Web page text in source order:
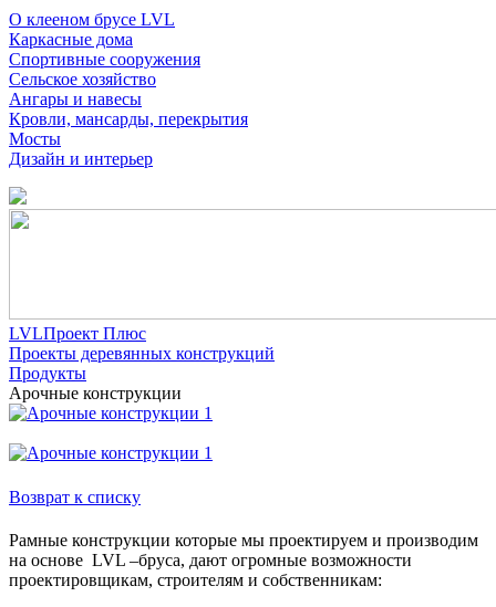
О клееном брусе LVL
Каркасные дома
Спортивные сооружения
Сельское хозяйство
Ангары и навесы
Кровли, мансарды, перекрытия
Мосты
Дизайн и интерьер
LVLПроект Плюс
Проекты деревянных конструкций
Продукты
Арочные конструкции
Возврат к списку
Рамные конструкции которые мы проектируем и производим
на основе LVL –бруса, дают огромные возможности
проектировщикам, строителям и собственникам: